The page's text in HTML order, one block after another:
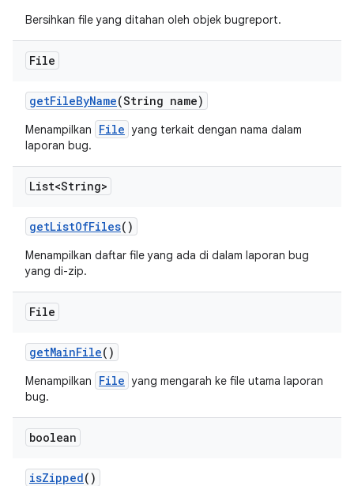
Bersihkan file yang ditahan oleh objek bugreport.
File
getFileByName(String name)
Menampilkan File yang terkait dengan nama dalam
laporan bug.
List<String>
getListOfFiles()
Menampilkan daftar file yang ada di dalam laporan bug
yang di-zip.
File
getMainFile()
Menampilkan File yang mengarah ke file utama laporan
bug.
boolean
isZipped()